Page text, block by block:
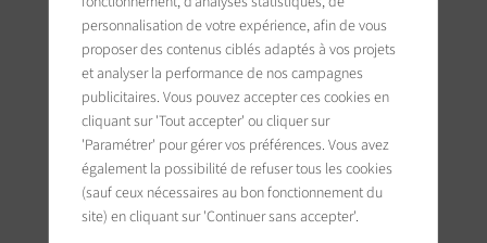
BARNES Saint-Tropez
9, avenue du 8 mai 1945
83990 Saint-Tropez, France
Suivez-nous sur les réseaux sociaux
personnalisation de votre expérience, afin de vous
proposer des contenus ciblés adaptés à vos projets
et analyser la performance de nos campagnes
publicitaires. Vous pouvez accepter ces cookies en
cliquant sur 'Tout accepter' ou cliquer sur
'Paramétrer' pour gérer vos préférences. Vous avez
également la possibilité de refuser tous les cookies
(sauf ceux nécessaires au bon fonctionnement du
site) en cliquant sur 'Continuer sans accepter'.